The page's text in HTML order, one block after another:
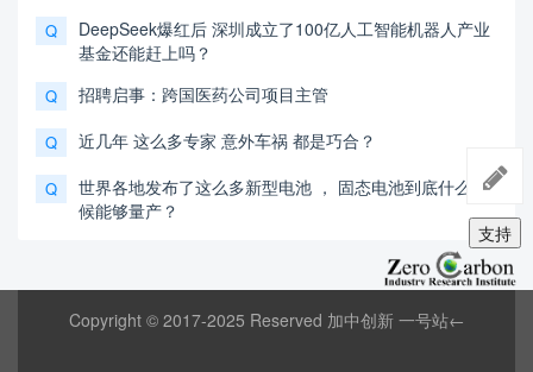
支持
Q
DeepSeek爆红后 深圳成立了100亿人工智能机器人产业
基金还能赶上吗？
Q 招聘启事：跨国医药公司项目主管
Q 近几年 这么多专家 意外车祸 都是巧合？
Q
世界各地发布了这么多新型电池 ， 固态电池到底什么时
候能够量产？
Copyright © 2017-2025 Reserved 加中创新 一号站←